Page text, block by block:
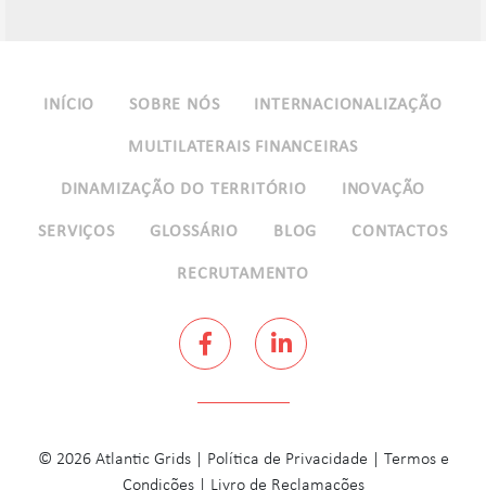
INÍCIO SOBRE NÓS INTERNACIONALIZAÇÃO
MULTILATERAIS FINANCEIRAS
DINAMIZAÇÃO DO TERRITÓRIO INOVAÇÃO
SERVIÇOS GLOSSÁRIO BLOG CONTACTOS
RECRUTAMENTO
© 2026 Atlantic Grids | Política de Privacidade
Termos e
Condições| Livro de Reclamações